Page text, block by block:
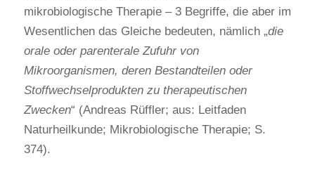
mikrobiologische Therapie – 3 Begriffe, die aber im
Wesentlichen das Gleiche bedeuten, nämlich „die
orale oder parenterale Zufuhr von
Mikroorganismen, deren Bestandteilen oder
Stoffwechselprodukten zu therapeutischen
Zwecken“ (Andreas Rüffler; aus: Leitfaden
Naturheilkunde; Mikrobiologische Therapie; S.
374).